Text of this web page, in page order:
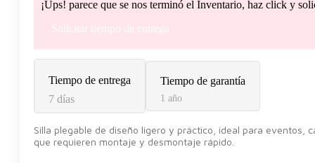
¡Ups! parece que se nos terminó el Inventario, haz click y
Solicitar tiempo de entrega
Tiempo de entrega
7 días
Tiempo de garantía
1 año
Silla plegable de diseño ligero y práctico, ideal para
que requieren montaje y desmontaje rápido.